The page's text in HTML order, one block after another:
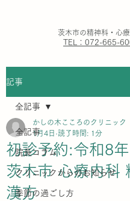
茨木市の精神科・心
TEL：072-665-
記事
全記事
院長コラム
クリニックからのお知らせ
季節の過ごし方
全記事
初診予約:令和8
茨木市 心療内科
漢方
かしの木こころのクリニック
1月4日 読了時間: 1分